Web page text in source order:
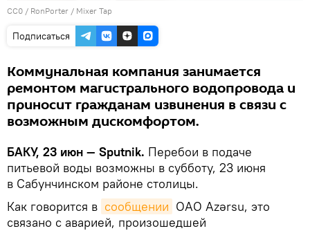
CC0 / RonPorter / Mixer Tap
Подписаться
Коммунальная компания занимается
ремонтом магистрального водопровода и
приносит гражданам извинения в связи с
возможным дискомфортом.
БАКУ, 23 июн — Sputnik. Перебои в подаче
питьевой воды возможны в субботу, 23 июня
в Сабунчинском районе столицы.
Как говорится в сообщении ОАО Azərsu, это
связано с аварией, произошедшей